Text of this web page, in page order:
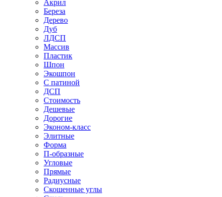
Акрил
Береза
Дерево
Дуб
ЛДСП
Массив
Пластик
Шпон
Экошпон
С патиной
ДСП
Стоимость
Дешевые
Дорогие
Эконом-класс
Элитные
Форма
П-образные
Угловые
Прямые
Радиусные
Скошенные углы